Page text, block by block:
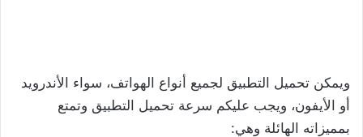
ويمكن تحميل التطبيق لجميع أنواع الهواتف، سواء الأندرويد
أو الأيفون، ويجب عليكم سرعة تحميل التطبيق وتمتع
بمميزاته الهائلة وهي: